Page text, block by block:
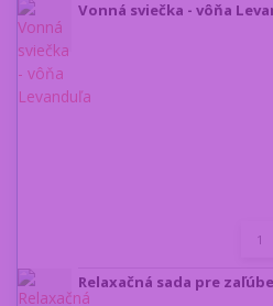
Vonná sviečka - vôňa
Relaxačná sada pre